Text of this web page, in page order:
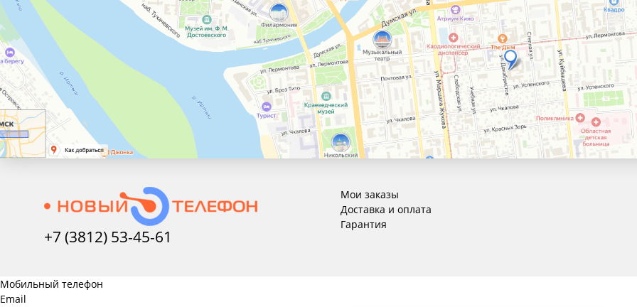
+7 (3812) 53-45-61
Мои заказы
Доставка и оплата
Гарантия
Мобильный телефон
Email